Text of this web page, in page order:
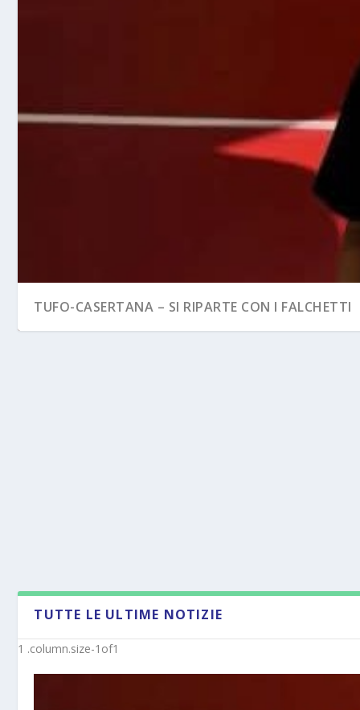
TUFO-CASERTANA – SI RIPARTE CON I FALCHETTI
TUTTE LE ULTIME NOTIZIE